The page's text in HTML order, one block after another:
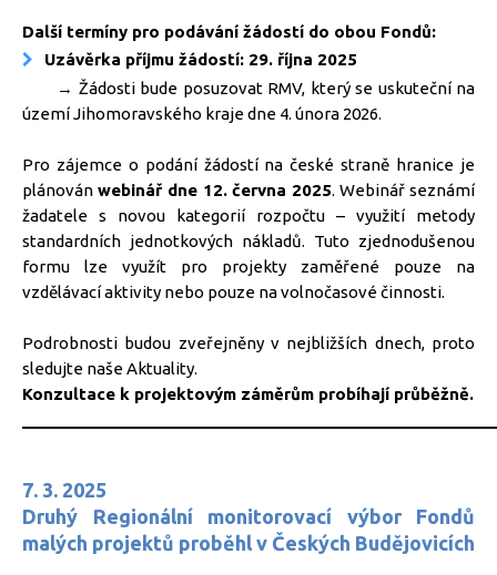
Další termíny pro podávání žádostí do obou Fondů:
Uzávěrka příjmu žádostí: 29. října 2025
→ Žádosti bude posuzovat RMV, který se uskuteční na
území Jihomoravského kraje dne 4. února 2026.
Pro zájemce o podání žádostí na české straně hranice je
plánován webinář dne 12. června 2025. Webinář seznámí
žadatele s novou kategorií rozpočtu – využití metody
standardních jednotkových nákladů. Tuto zjednodušenou
formu lze využít pro projekty zaměřené pouze na
vzdělávací aktivity nebo pouze na volnočasové činnosti.
Podrobnosti budou zveřejněny v nejbližších dnech, proto
sledujte naše Aktuality.
Konzultace k projektovým záměrům probíhají průběžně.
7. 3. 2025
Druhý Regionální monitorovací výbor Fondů
malých projektů proběhl v Českých Budějovicích